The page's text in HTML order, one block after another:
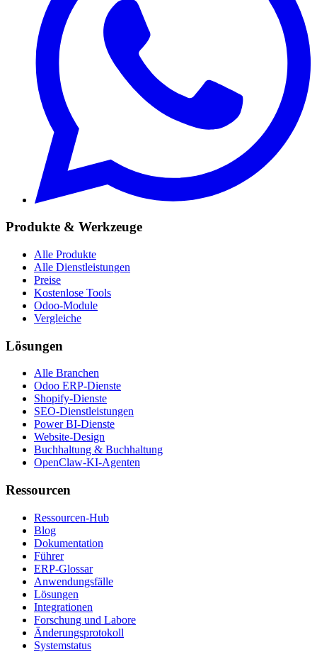
Produkte & Werkzeuge
Alle Produkte
Alle Dienstleistungen
Preise
Kostenlose Tools
Odoo-Module
Vergleiche
Lösungen
Alle Branchen
Odoo ERP-Dienste
Shopify-Dienste
SEO-Dienstleistungen
Power BI-Dienste
Website-Design
Buchhaltung & Buchhaltung
OpenClaw-KI-Agenten
Ressourcen
Ressourcen-Hub
Blog
Dokumentation
Führer
ERP-Glossar
Anwendungsfälle
Lösungen
Integrationen
Forschung und Labore
Änderungsprotokoll
Systemstatus